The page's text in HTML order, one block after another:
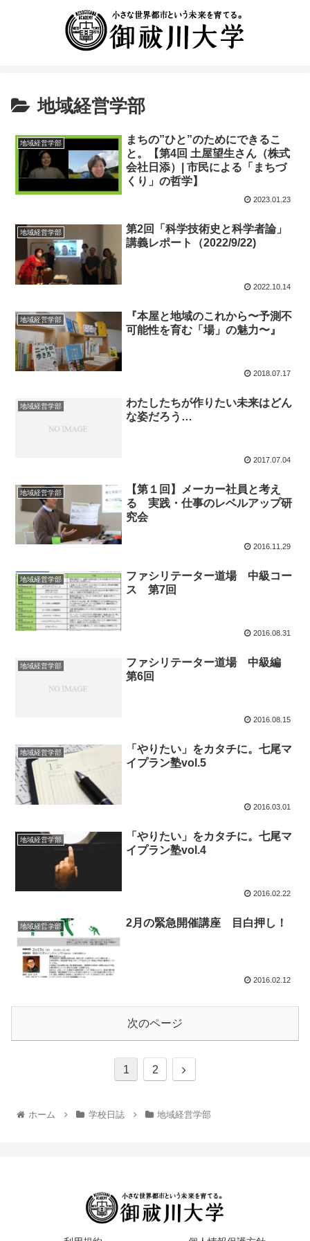
地域経営学部
地域経営学部
まちの”ひと”のためにできるこ
と。【第4回 土屋望生さん（株式
会社日添）| 市民による「まちづ
くり」の哲学】
2023.01.23
地域経営学部
第2回「科学技術史と科学者論」
講義レポート（2022/9/22)
2022.10.14
地域経営学部
『本屋と地域のこれから〜予測不
可能性を育む「場」の魅力〜』
2018.07.17
地域経営学部
わたしたちが作りたい未来はどん
な姿だろう…
2017.07.04
地域経営学部
【第１回】メーカー社員と考え
る 実践・仕事のレベルアップ研
究会
2016.11.29
地域経営学部
ファシリテーター道場 中級コー
ス 第7回
2016.08.31
地域経営学部
ファシリテーター道場 中級編
第6回
2016.08.15
地域経営学部
「やりたい」をカタチに。七尾マ
イプラン塾vol.5
2016.03.01
地域経営学部
「やりたい」をカタチに。七尾マ
イプラン塾vol.4
2016.02.22
地域経営学部 2月の緊急開催講座 目白押し！
2016.02.12
次のページ
1 2
ホーム 学校日誌 地域経営学部